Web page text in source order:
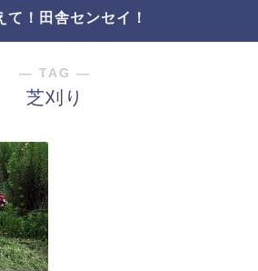
て！田舎センセイ！
― TAG ―
芝刈り